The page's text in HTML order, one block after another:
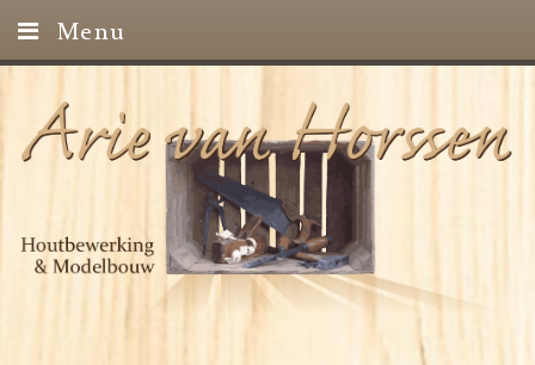
Menu
Projecten